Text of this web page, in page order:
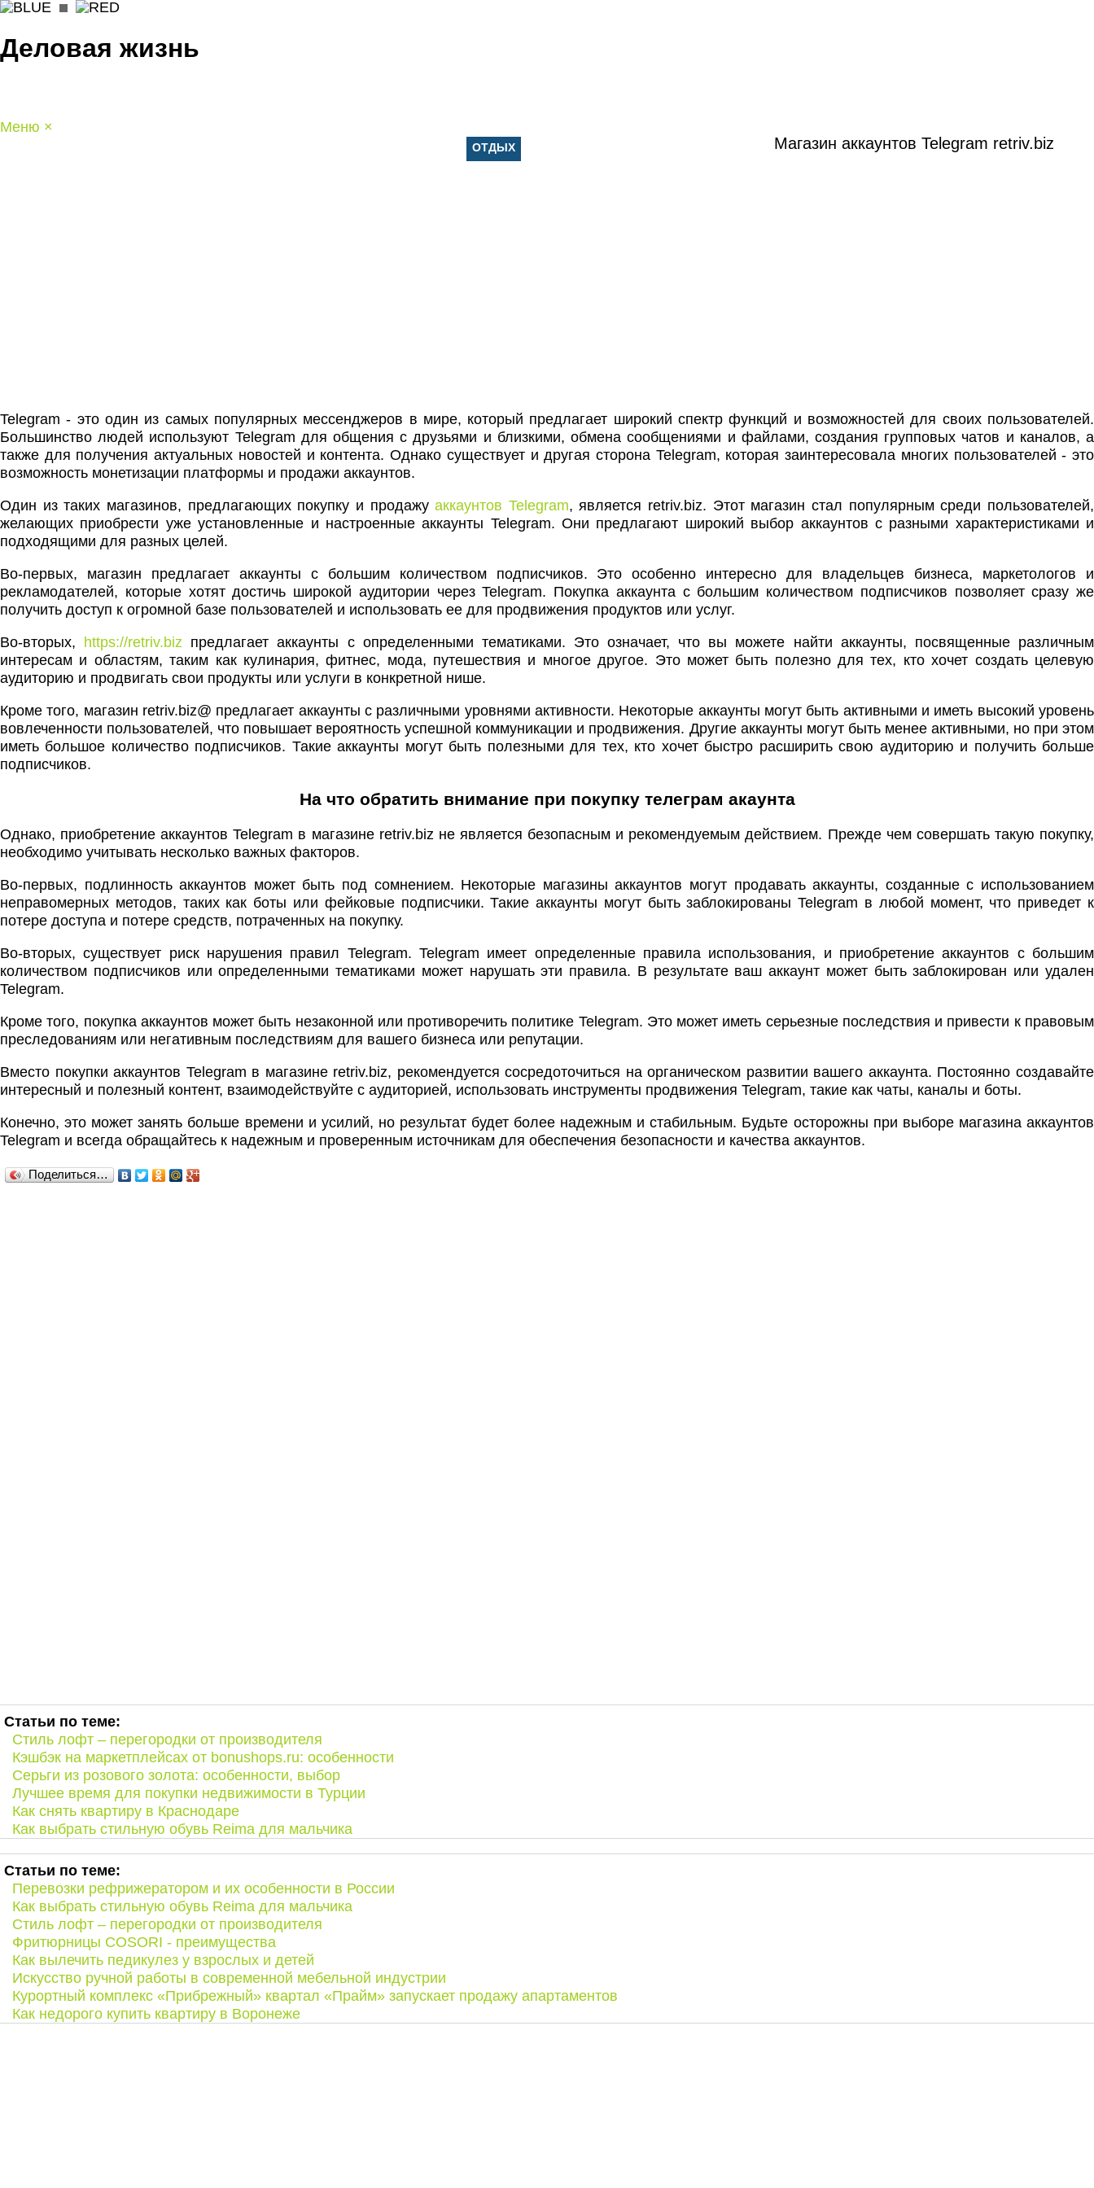
Деловая жизнь
Меню ×
ОТДЫХ Магазин аккаунтов Telegram retriv.biz
Telegram - это один из самых популярных мессенджеров в мире, который предлагает широкий спектр функций и возможностей для своих пользователей.
Большинство людей используют Telegram для общения с друзьями и близкими, обмена сообщениями и файлами, создания групповых чатов и каналов, а
также для получения актуальных новостей и контента. Однако существует и другая сторона Telegram, которая заинтересовала многих пользователей - это
возможность монетизации платформы и продажи аккаунтов.
Один из таких магазинов, предлагающих покупку и продажуаккаунтов Telegram, является retriv.biz. Этот магазин стал популярным среди пользователей,
желающих приобрести уже установленные и настроенные аккаунты Telegram. Они предлагают широкий выбор аккаунтов с разными характеристиками и
подходящими для разных целей.
Во-первых, магазин предлагает аккаунты с большим количеством подписчиков. Это особенно интересно для владельцев бизнеса, маркетологов и
рекламодателей, которые хотят достичь широкой аудитории через Telegram. Покупка аккаунта с большим количеством подписчиков позволяет сразу же
получить доступ к огромной базе пользователей и использовать ее для продвижения продуктов или услуг.
Во-вторых, https://retriv.biz предлагает аккаунты с определенными тематиками. Это означает, что вы можете найти аккаунты, посвященные различным
интересам и областям, таким как кулинария, фитнес, мода, путешествия и многое другое. Это может быть полезно для тех, кто хочет создать целевую
аудиторию и продвигать свои продукты или услуги в конкретной нише.
Кроме того, магазин retriv.biz@ предлагает аккаунты с различными уровнями активности. Некоторые аккаунты могут быть активными и иметь высокий уровень
вовлеченности пользователей, что повышает вероятность успешной коммуникации и продвижения. Другие аккаунты могут быть менее активными, но при этом
иметь большое количество подписчиков. Такие аккаунты могут быть полезными для тех, кто хочет быстро расширить свою аудиторию и получить больше
подписчиков.
На что обратить внимание при покупку телеграм акаунта
Однако, приобретение аккаунтов Telegram в магазине retriv.biz не является безопасным и рекомендуемым действием. Прежде чем совершать такую покупку,
необходимо учитывать несколько важных факторов.
Во-первых, подлинность аккаунтов может быть под сомнением. Некоторые магазины аккаунтов могут продавать аккаунты, созданные с использованием
неправомерных методов, таких как боты или фейковые подписчики. Такие аккаунты могут быть заблокированы Telegram в любой момент, что приведет к
потере доступа и потере средств, потраченных на покупку.
Во-вторых, существует риск нарушения правил Telegram. Telegram имеет определенные правила использования, и приобретение аккаунтов с большим
количеством подписчиков или определенными тематиками может нарушать эти правила. В результате ваш аккаунт может быть заблокирован или удален
Telegram.
Кроме того, покупка аккаунтов может быть незаконной или противоречить политике Telegram. Это может иметь серьезные последствия и привести к правовым
преследованиям или негативным последствиям для вашего бизнеса или репутации.
Вместо покупки аккаунтов Telegram в магазине retriv.biz, рекомендуется сосредоточиться на органическом развитии вашего аккаунта. Постоянно создавайте
интересный и полезный контент, взаимодействуйте с аудиторией, использовать инструменты продвижения Telegram, такие как чаты, каналы и боты.
Конечно, это может занять больше времени и усилий, но результат будет более надежным и стабильным. Будьте осторожны при выборе магазина аккаунтов
Telegram и всегда обращайтесь к надежным и проверенным источникам для обеспечения безопасности и качества аккаунтов.
Поделиться…
Статьи по теме:
Стиль лофт – перегородки от производителя
Кэшбэк на маркетплейсах от bonushops.ru: особенности
Серьги из розового золота: особенности, выбор
Лучшее время для покупки недвижимости в Турции
Как снять квартиру в Краснодаре
Как выбрать стильную обувь Reima для мальчика
Статьи по теме:
Перевозки рефрижератором и их особенности в России
Как выбрать стильную обувь Reima для мальчика
Стиль лофт – перегородки от производителя
Фритюрницы COSORI - преимущества
Как вылечить педикулез у взрослых и детей
Искусство ручной работы в современной мебельной индустрии
Курортный комплекс «Прибрежный» квартал «Прайм» запускает продажу апартаментов
Как недорого кyпить квартиру в Воронеже